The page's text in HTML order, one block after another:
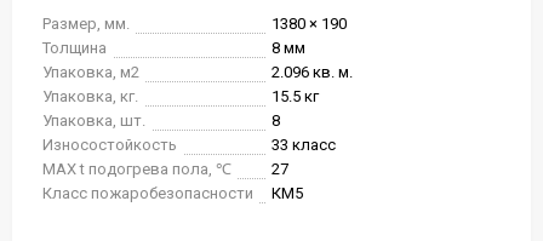
Размер, мм.
1380 × 190
Толщина
8 мм
Упаковка, м2
2.096 кв. м.
Упаковка, кг.
15.5 кг
Упаковка, шт.
8
Износостойкость
33 класс
MAX t подогрева пола, ℃
27
Класс пожаробезопасности
КМ5